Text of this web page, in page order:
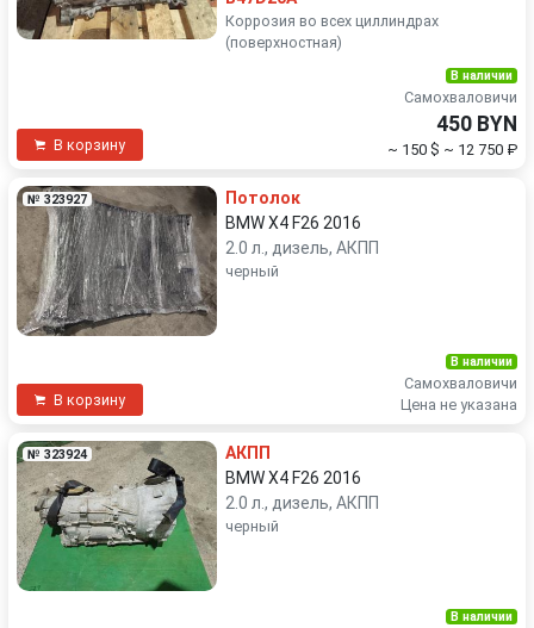
Коррозия во всех циллиндрах
(поверхностная)
В корзину
В наличии
Самохваловичи
450 BYN
~ 150 $ ~ 12 750 ₽
№ 323927
Потолок
BMW X4 F26 2016
2.0 л., дизель, АКПП
черный
В корзину
В наличии
Самохваловичи
Цена не указана
№ 323924
АКПП
BMW X4 F26 2016
2.0 л., дизель, АКПП
черный
В наличии